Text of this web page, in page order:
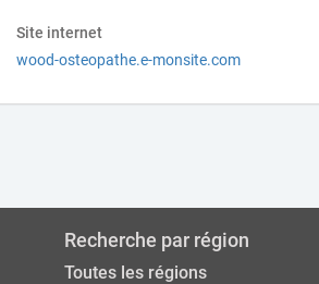
Site internet
wood-osteopathe.e-monsite.com
Recherche par région
Toutes les régions